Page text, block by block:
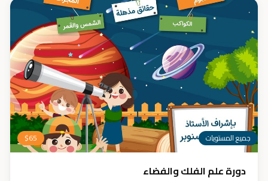
جميع المستويات $65
دورة علم الفلك والفضاء